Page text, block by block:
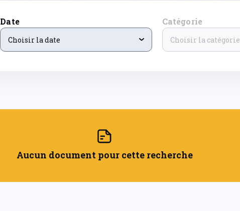
Date
Choisir la date
Catégorie
Choisir la catégorie
Aucun document pour cette recherche